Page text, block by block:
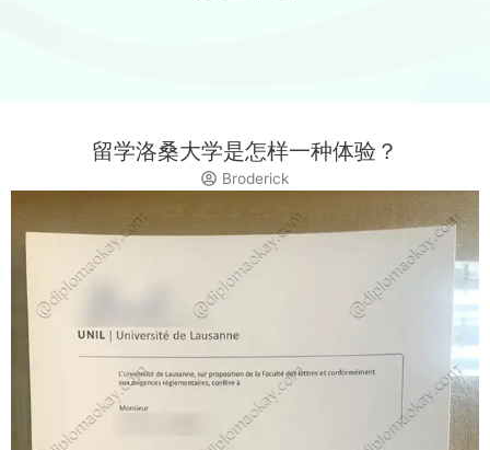
留学洛桑大学是怎样一种体验？
Broderick